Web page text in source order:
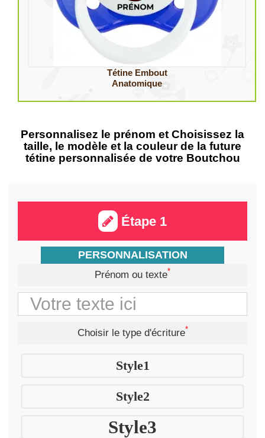
Tétine Embout
Anatomique
Personnalisez le prénom et Choisissez la
taille, le modèle et la couleur de la future
tétine personnalisée de votre Boutchou
Étape 1
PERSONNALISATION
Prénom ou texte*
Choisir le type d'écriture*
Style1
Style2
Style3